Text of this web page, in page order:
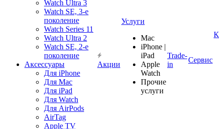
Watch Ultra 3
Watch SE, 3-е
поколение
Watch Series 11
Watch Ultra 2
Watch SE, 2-е
поколение
Аксессуары
Для iPhone
Для Mac
Для iPad
Для Watch
Для AirPods
AirTag
Apple TV
Акции
Услуги
Mac
iPhone |
iPad
Apple
Watch
Прочие
услуги
Trade-
in
Сервис